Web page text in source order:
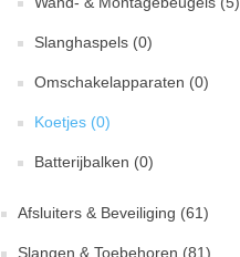
Slanghaspels (0)
Omschakelapparaten (0)
Koetjes (0)
Batterijbalken (0)
Afsluiters & Beveiliging (61)
Slangen & Toebehoren (81)